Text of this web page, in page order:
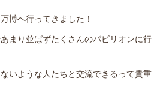
博へ行ってきました！
まり並ばずたくさんのパビリオンに行
いような人たちと交流できるって貴重